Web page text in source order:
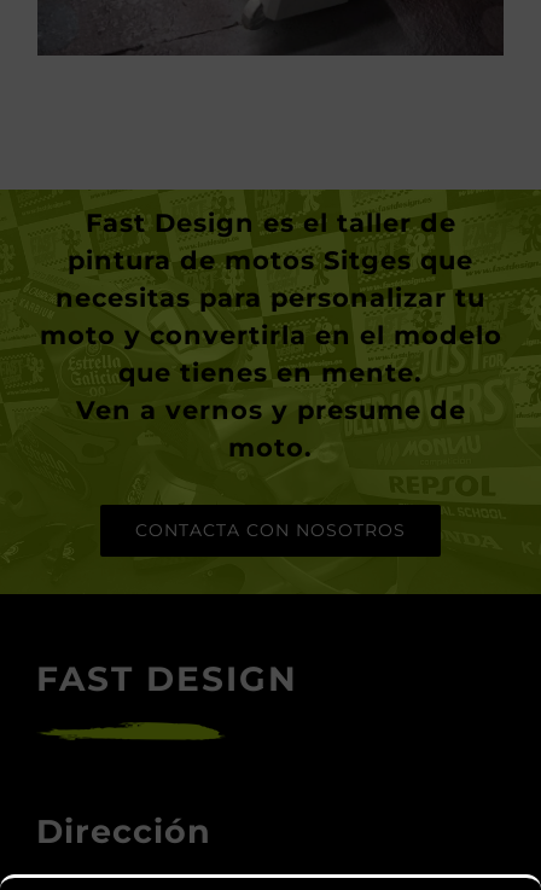
Fast Designes el taller de
pintura de motos Sitgesque
necesitas para personalizar tu
que tienes en mente.
Ven a vernos y presume de
moto.
CONTACTA CON NOSOTROS
FAST DESIGN